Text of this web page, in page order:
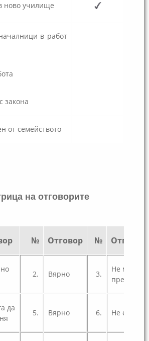
ново училище
в работ
закона
от семейството
на отговорите
№ Отговор № Отговор
2. Вярно 3.
Не мога да
преценя
да
5. Вярно 6. Не е вярно